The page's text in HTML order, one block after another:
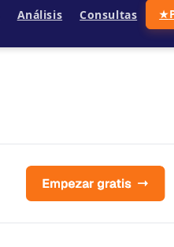
Análisis Consultas ★